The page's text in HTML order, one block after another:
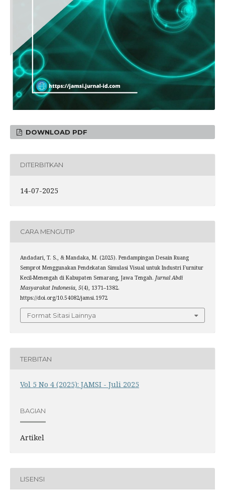
DOWNLOAD PDF
DITERBITKAN
14-07-2025
CARA MENGUTIP
Andadari, T. S., & Mandaka, M. (2025). Pendampingan Desain Ruang
Semprot Menggunakan Pendekatan Simulasi Visual untuk Industri Furnitur
Kecil-Menengah di Kabupaten Semarang, Jawa Tengah. Jurnal Abdi
Masyarakat Indonesia, 5(4), 1371–1382.
https://doi.org/10.54082/jamsi.1972
Format Sitasi Lainnya
TERBITAN
Vol 5 No 4 (2025): JAMSI - Juli 2025
BAGIAN
Artikel
LISENSI